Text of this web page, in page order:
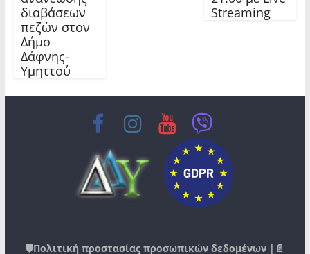
διαβάσεων
πεζών στον
Δήμο
Δάφνης-
Υμηττού
Streaming
🛡️Πολιτική προστασίας προσωπικών δεδομένων |📄